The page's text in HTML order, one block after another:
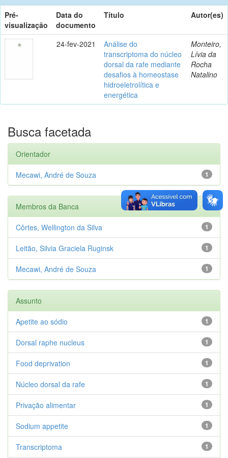
Pré-
visualização
Data do
documento
Título Autor(es)
24-fev-2021
Análise do
transcriptoma do núcleo
dorsal da rafe mediante
desafios à homeostase
hidroeletrolítica e
energética
Monteiro,
Lívia da
Rocha
Natalino
Busca facetada
Orientador
1
Mecawi, André de Souza
Membros da Banca
1
Côrtes, Wellington da Silva
1
Leitão, Silvia Graciela Ruginsk
1
Mecawi, André de Souza
Assunto
1
Apetite ao sódio
1
Dorsal raphe nucleus
1
Food deprivation
1
Núcleo dorsal da rafe
1
Privação alimentar
1
Sodium appetite
1
Transcriptoma